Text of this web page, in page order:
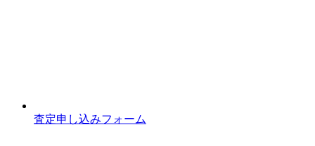
査定申し込みフォーム